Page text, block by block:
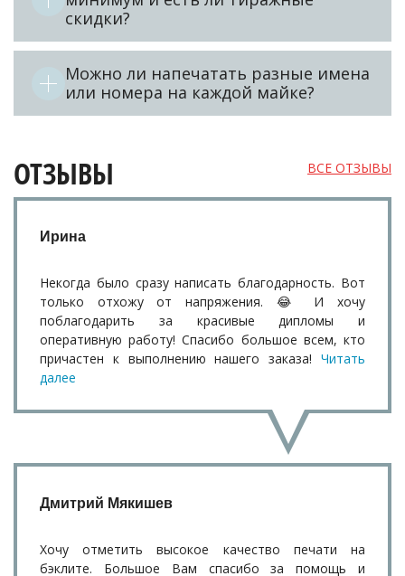
скидки?
Можно ли напечатать разные имена
или номера на каждой майке?
ОТЗЫВЫ ВСЕ ОТЗЫВЫ
Ирина
Некогда было сразу написать благодарность. Вот
только отхожу от напряжения. 😂 И хочу
поблагодарить за красивые дипломы и
оперативную работу! Спасибо большое всем, кто
причастен к выполнению нашего заказа! Читать
далее
Дмитрий Мякишев
Хочу отметить высокое качество печати на
бэклите. Большое Вам спасибо за помощь и